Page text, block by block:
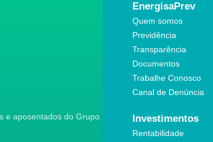
e aposentados do Grupo
EnergisaPrev
Quem somos
Previdência
Transparência
Documentos
Trabalhe Conosco
Canal de Denúncia
Investimentos
Rentabilidade